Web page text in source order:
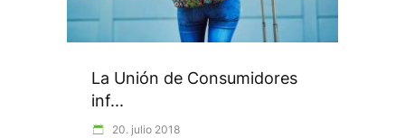
La Unión de Consumidores
inf...
20. julio 2018